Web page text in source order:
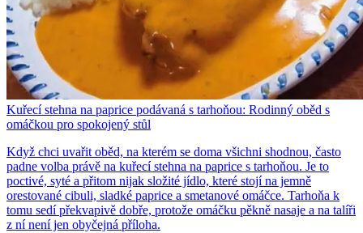
Kuřecí stehna na paprice podávaná s tarhoňou: Rodinný oběd s
omáčkou pro spokojený stůl
Když chci uvařit oběd, na kterém se doma všichni shodnou, často
padne volba právě na kuřecí stehna na paprice s tarhoňou. Je to
poctivé, syté a přitom nijak složité jídlo, které stojí na jemně
orestované cibuli, sladké paprice a smetanové omáčce. Tarhoňa k
tomu sedí překvapivě dobře, protože omáčku pěkně nasaje a na talíři
z ní není jen obyčejná příloha.